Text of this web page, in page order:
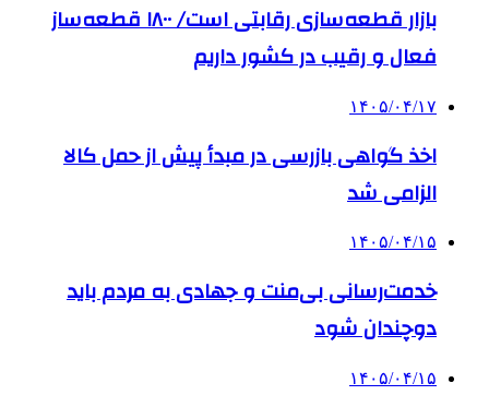
بازار قطعه‌سازی رقابتی است/ ۱۸۰۰ قطعه‌ساز
فعال و رقیب در کشور داریم
۱۴۰۵/۰۴/۱۷
اخذ گواهی بازرسی در مبدأ پیش از حمل کالا
الزامی شد
۱۴۰۵/۰۴/۱۵
خدمت‌رسانی بی‌منت و جهادی به مردم باید
دوچندان شود
۱۴۰۵/۰۴/۱۵